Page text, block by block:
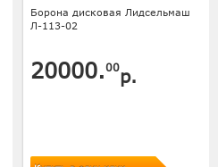
Борона дисковая Лидсельмаш
Л-113-02
20000.00р.